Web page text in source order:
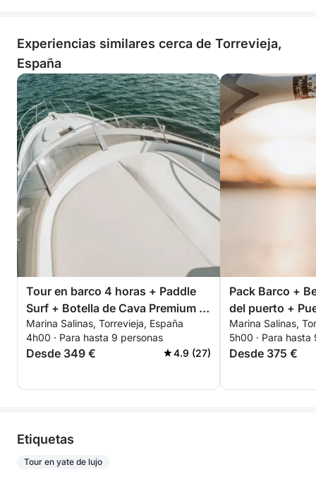
Experiencias similares cerca de Torrevieja,
España
Tour en barco 4 horas + Paddle
Surf + Botella de Cava Premium -
TODO INCLUIDO
Marina Salinas, Torrevieja, España
4h00 · Para hasta 9 personas
Desde 349 € 4.9 (27)
Pack Barco +
del puerto +
Salinas de
Marina Salinas,
5h00 · Para hasta
Desde 375 €
Etiquetas
Tour en yate de lujo